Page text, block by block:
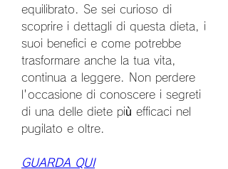
equilibrato. Se sei curioso di
scoprire i dettagli di questa dieta, i
suoi benefici e come potrebbe
trasformare anche la tua vita,
continua a leggere. Non perdere
l'occasione di conoscere i segreti
di una delle diete più efficaci nel
pugilato e oltre.
GUARDA QUI